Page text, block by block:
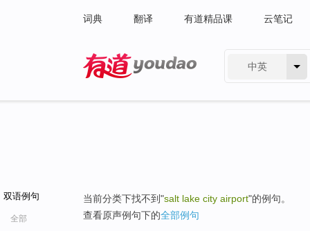
词典 翻译 有道精品课 云笔记
中英
双语例句
全部
当前分类下找不到"salt lake city airport"的例句。
查看原声例句下的全部例句